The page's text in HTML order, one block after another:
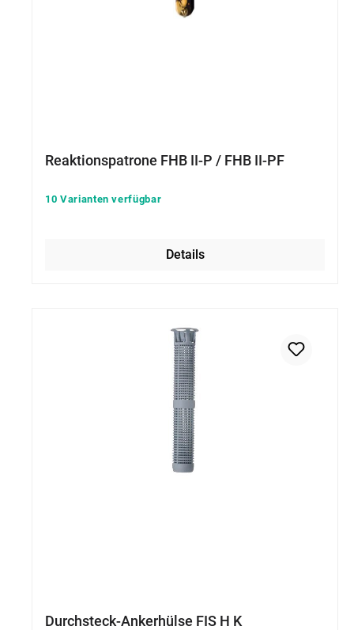
Reaktionspatrone FHB II-P / FHB II-PF
10 Varianten verfügbar
Details
Durchsteck-Ankerhülse FIS H K